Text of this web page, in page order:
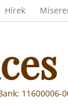
Header
Hírek
11600006-